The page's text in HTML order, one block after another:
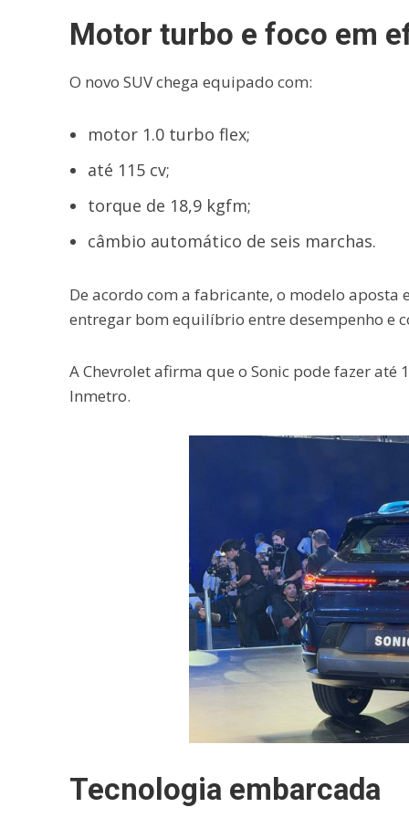
Motor turbo e foco em
O novo SUV chega equipado com:
motor 1.0 turbo flex;
até 115 cv;
torque de 18,9 kgfm;
câmbio automático de seis marchas.
De acordo com a fabricante, o modelo
entregar bom equilíbrio entre desempenho e
A Chevrolet afirma que o Sonic pode fazer
Inmetro.
Tecnologia embarcada